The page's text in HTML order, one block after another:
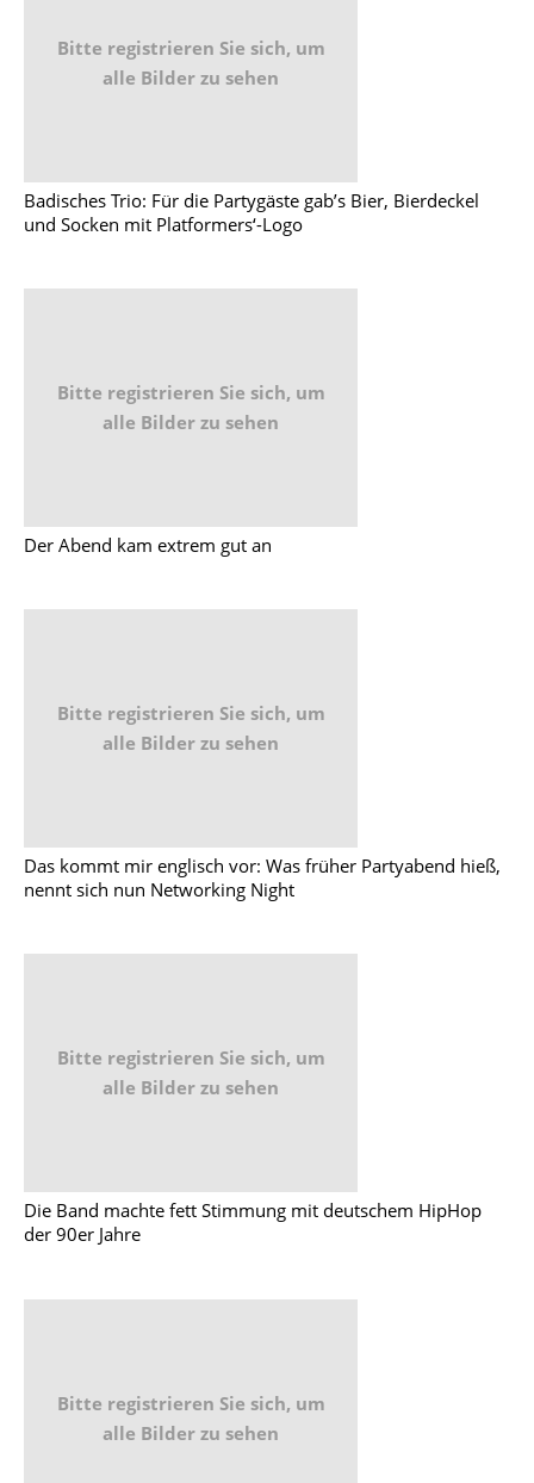
Bitte registrieren Sie sich, um
alle Bilder zu sehen
Badisches Trio: Für die Partygäste gab’s Bier, Bierdeckel
und Socken mit Platformers‘-Logo
Bitte registrieren Sie sich, um
alle Bilder zu sehen
Der Abend kam extrem gut an
Bitte registrieren Sie sich, um
alle Bilder zu sehen
Das kommt mir englisch vor: Was früher Partyabend hieß,
nennt sich nun Networking Night
Bitte registrieren Sie sich, um
alle Bilder zu sehen
Die Band machte fett Stimmung mit deutschem HipHop
der 90er Jahre
Bitte registrieren Sie sich, um
alle Bilder zu sehen